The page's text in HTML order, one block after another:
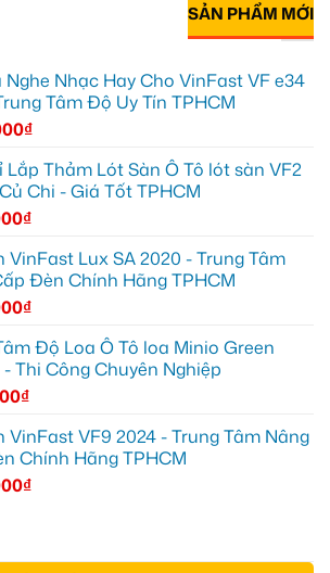
SẢN PHẨM MỚI
Nhạc Hay Cho VinFast VF e34
Tâm Độ Uy Tín TPHCM
₫
Thảm Lót Sàn Ô Tô lót sàn VF2
Chi - Giá Tốt TPHCM
₫
Lux SA 2020 - Trung Tâm
Đèn Chính Hãng TPHCM
₫
Độ Loa Ô Tô loa Minio Green
Thi Công Chuyên Nghiệp
₫
VF9 2024 - Trung Tâm Nâng
Chính Hãng TPHCM
₫